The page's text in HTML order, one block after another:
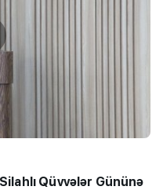
Qüvvələr Gününə